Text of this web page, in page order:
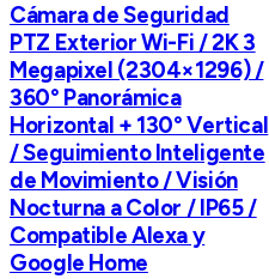
Cámara de Seguridad
PTZ Exterior Wi-Fi / 2K 3
Megapixel (2304×1296) /
360° Panorámica
Horizontal + 130° Vertical
/ Seguimiento Inteligente
de Movimiento / Visión
Nocturna a Color / IP65 /
Compatible Alexa y
Google Home